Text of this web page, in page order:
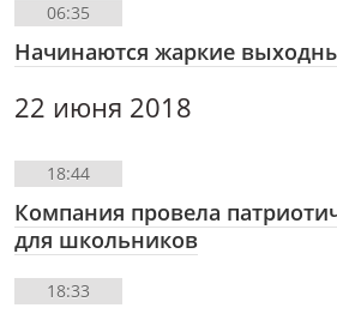
06:35
Начинаются жаркие
22 июня 2018
18:44
Компания провела
для школьников
18:33